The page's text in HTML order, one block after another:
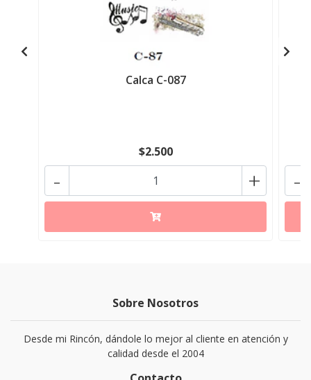
Calca C-087
$2.500
+
- -
Sobre Nosotros
Desde mi Rincón, dándole lo mejor al cliente en atención y
calidad desde el 2004